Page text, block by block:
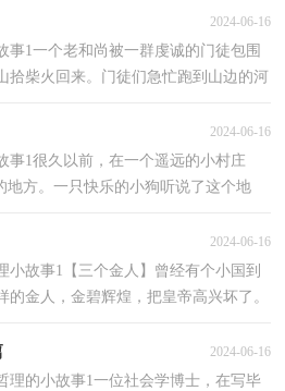
2024-06-16
事1一个老和尚被一群虔诚的门徒包围
拾柴火回来。门徒们急忙跑到山边的河
2024-06-16
事1很久以前，在一个遥远的小村庄
地方。一只快乐的小狗听说了这个地
2024-06-16
小故事1【三个金人】曾经有个小国到
的金人，金碧辉煌，把皇帝高兴坏了。
2024-06-16
理的小故事1一位社会学博士，在写毕